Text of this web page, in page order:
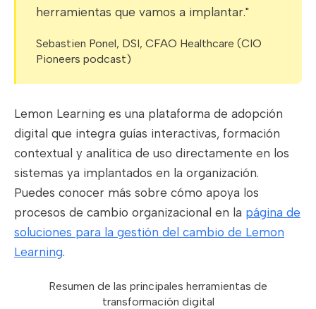
herramientas que vamos a implantar."
Sebastien Ponel, DSI, CFAO Healthcare (CIO
Pioneers podcast)
Lemon Learning es una plataforma de adopción
digital que integra guías interactivas, formación
contextual y analítica de uso directamente en los
sistemas ya implantados en la organización.
Puedes conocer más sobre cómo apoya los
procesos de cambio organizacional en la página de
soluciones para la gestión del cambio de Lemon
Learning.
Resumen de las principales herramientas de
transformación digital